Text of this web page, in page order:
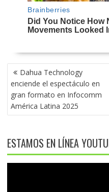
NAVEGACIÓN
DE
ENTRADAS
Dahua Technology
enciende el espectáculo en
gran formato en Infocomm
América Latina 2025
ESTAMOS EN LÍNEA